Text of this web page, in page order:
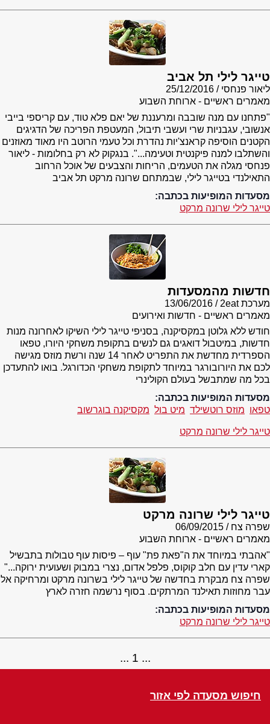
טייגר לילי תל אביב
ליאור פנחסי
25/12/2016
מאמרים ראשיים - ארוחת השבוע
"פתחנו עם מנה שובבה ומרעננת של יאם פלא טוד, עם קריספי בייבי
אנשובי, עגבניות שרי ועשבי תיבול, המעטפת הפריכה של הדגיגים
הקטנים הוסיפה קראנצ'יות נהדרת וכל טעמי הרוטב היו מאוד מאוזנים
והשתלבו למנה פיקנטית וטעימה...". בנגקוק לא רק בחלומות - ליאור
פנחסי מגלה את הטעמים, הריחות והצבעים של אוכל הרחוב
התאילנדי בטייגר לילי, שבמתחם שרונה מרקט תל אביב
מסעדות המופיעות בכתבה:
טייגר לילי שרונה מרקט
חדשות מהמסעדות
מערכת 2eat
13/06/2016
מאמרים ראשיים - חדשות ואירועים
חודש ללא גלוטן במקסיקנה, בסניפי טייגר לילי השיקו לאחרונה מנות
חדשות, במיטבול דואגים גם לנשים בתקופת משחקי היורו, טפאו
הספרדית מחדשת את התפריט לאחר 14 שנה ורשת מוזס מגישה
לכם את היורובורגר במיוחד לתקופת משחקי הכדורגל. בואו להתעדכן
בכל מה שמתבשל בעולם הקולינרי
מסעדות המופיעות בכתבה:
טפאו מוזס רוטשילד מיט בול מקסיקנה בוגרשוב
טייגר לילי שרונה מרקט
טייגר לילי שרונה מרקט
שפרה צח
06/09/2015
מאמרים ראשיים - ארוחת השבוע
"אהבתי במיוחד את ה"פאת פת" עוף – פיסות עוף טבולות בתבשיל
קארי עדין עם חלב קוקוס, פלפל אדום, נצרי במבוק ושעועית ירוקה..."
שפרה צח מבקרת בחדשה של טייגר לילי בשרונה מרקט ומרחיקה אל
עבר מחוזות תאילנד המרתקים. בסוף נרשמה חזרה לארץ
מסעדות המופיעות בכתבה:
טייגר לילי שרונה מרקט
1
חיפוש מסעדה לפי אזור